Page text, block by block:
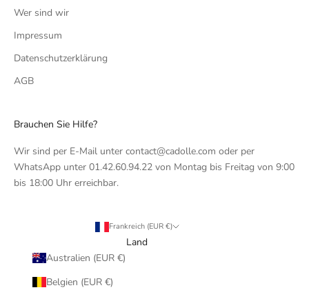
Wer sind wir
Impressum
Datenschutzerklärung
AGB
Brauchen Sie Hilfe?
Wir sind per E-Mail unter contact@cadolle.com oder per
WhatsApp unter 01.42.60.94.22 von Montag bis Freitag von 9:00
bis 18:00 Uhr erreichbar.
Frankreich (EUR €)
Land
Australien (EUR €)
Belgien (EUR €)